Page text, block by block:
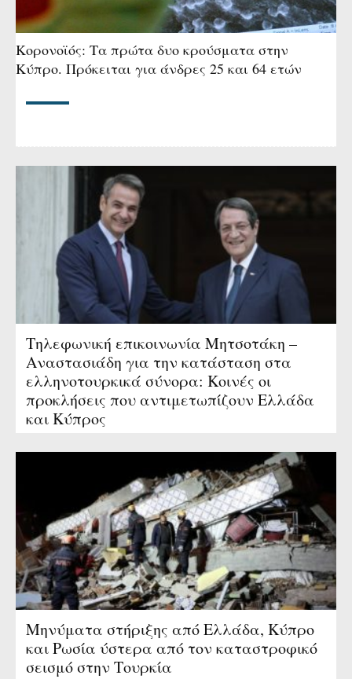
Κορονοϊός: Τα πρώτα δυο κρούσματα στην
Κύπρο. Πρόκειται για άνδρες 25 και 64 ετών
Τηλεφωνική επικοινωνία Μητσοτάκη –
Αναστασιάδη για την κατάσταση στα
ελληνοτουρκικά σύνορα: Κοινές οι
προκλήσεις που αντιμετωπίζουν Ελλάδα
και Κύπρος
Μηνύματα στήριξης από Ελλάδα, Κύπρο
και Ρωσία ύστερα από τον καταστροφικό
σεισμό στην Τουρκία